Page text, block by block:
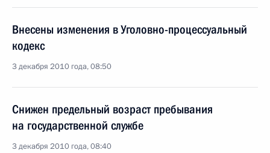
Внесены изменения в Уголовно-процессуальный
кодекс
3 декабря 2010 года, 08:50
Снижен предельный возраст пребывания
на государственной службе
3 декабря 2010 года, 08:40